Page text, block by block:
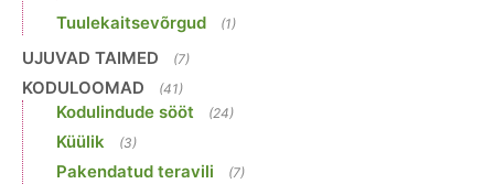
Tuulekaitsevõrgud (1)
UJUVAD TAIMED (7)
KODULOOMAD (41)
Kodulindude sööt (24)
Küülik (3)
Pakendatud teravili (7)